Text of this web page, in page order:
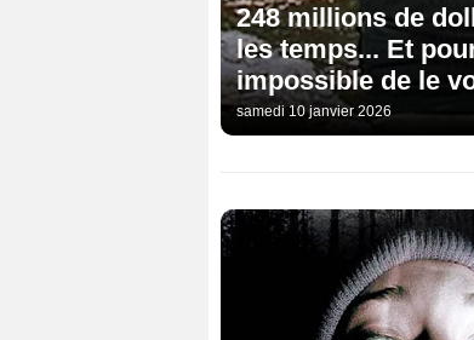
248 millions de
les temps... Et
impossible de le
samedi 10 janvier 2026